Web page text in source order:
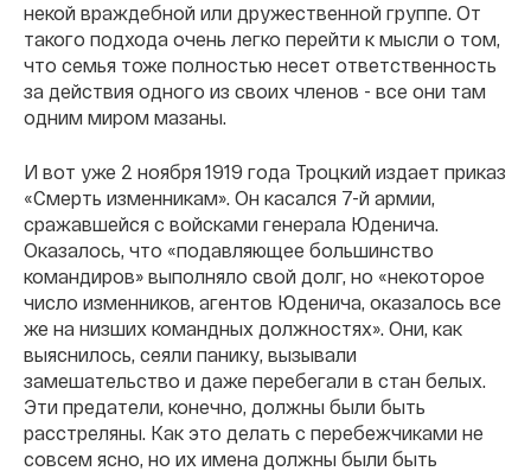
некой враждебной или дружественной группе. От
такого подхода очень легко перейти к мысли о том,
что семья тоже полностью несет ответственность
за действия одного из своих членов - все они там
одним миром мазаны.
И вот уже 2 ноября 1919 года Троцкий издает приказ
«Смерть изменникам». Он касался 7-й армии,
сражавшейся с войсками генерала Юденича.
Оказалось, что «подавляющее большинство
командиров» выполняло свой долг, но «некоторое
число изменников, агентов Юденича, оказалось все
же на низших командных должностях». Они, как
выяснилось, сеяли панику, вызывали
замешательство и даже перебегали в стан белых.
Эти предатели, конечно, должны были быть
расстреляны. Как это делать с перебежчиками не
совсем ясно, но их имена должны были быть